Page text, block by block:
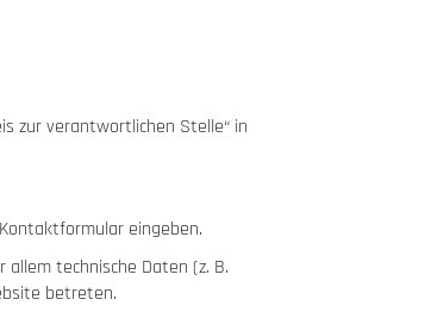
zur verantwortlichen Stelle“ in
eingeben.
technische Daten (z. B.
betreten.